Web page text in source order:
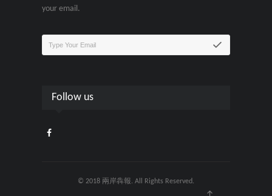
your email.
Follow us
© 2018 兩岸犇報. All Rights Reserved.